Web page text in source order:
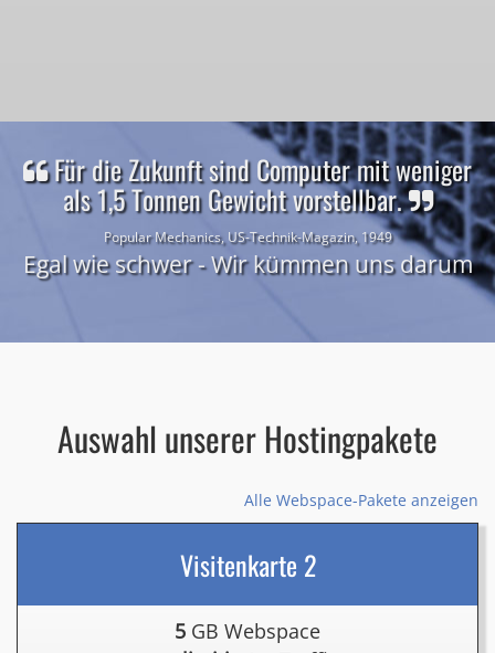
Für die Zukunft sind Computer mit weniger
als 1,5 Tonnen Gewicht vorstellbar.
Popular Mechanics, US-Technik-Magazin, 1949
Egal wie schwer - Wir kümmen uns darum
Auswahl unserer Hostingpakete
Alle Webspace-Pakete anzeigen
Visitenkarte 2
5 GB Webspace